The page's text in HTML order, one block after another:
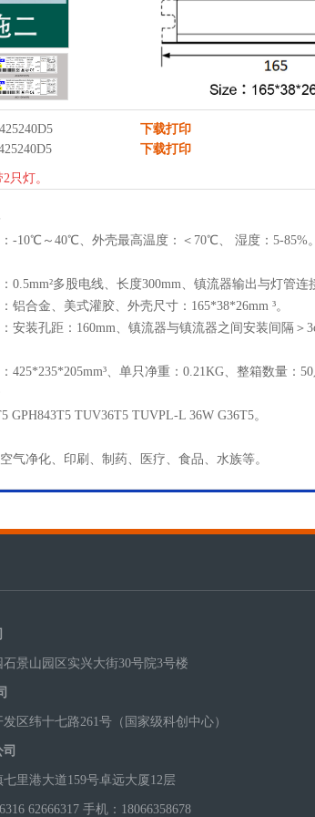
下载打印
下载打印
只灯。
-10℃～40℃、外壳最高温度：＜70℃、 湿度：5-85%。
0.5mm²多股电线、长度300mm、镇流器输出与灯管连
铝合金、美式灌胶、外壳尺寸：165*38*26mm ³。
安装孔距：160mm、镇流器与镇流器之间安装间隔＞
425*235*205mm³、单只净重：0.21KG、整箱数量：
GPH843T5 TUV36T5 TUVPL-L 36W G36T5。
气净化、印刷、制药、医疗、食品、水族等。
景山园区实兴大街30号院3号楼
区纬十七路261号（国家级科创中心）
里港大道159号卓远大厦12层
62666317 手机：18066358678